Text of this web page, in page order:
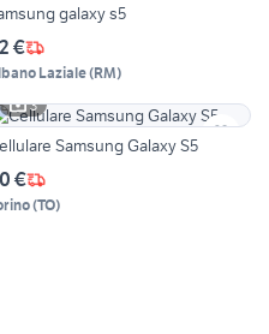
galaxy s5
€
Laziale(RM)
3
Samsung Galaxy S5
€
(TO)